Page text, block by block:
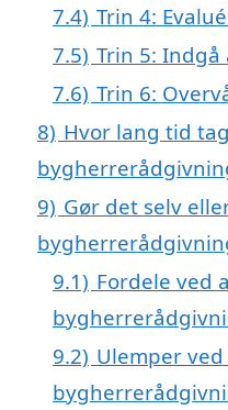
7.4) Trin 4:
7.5) Trin 5: Indgå
7.6) Trin 6:
8) Hvor lang tid
9) Gør det selv
9.1) Fordele ved
9.2) Ulemper